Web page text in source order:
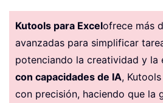
Kutools para Excelofrece más
avanzadas para simplificar
potenciando la creatividad y la
con capacidades de IA,
con precisión, haciendo que la